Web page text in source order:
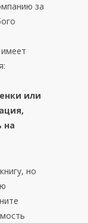
за
или
на
но